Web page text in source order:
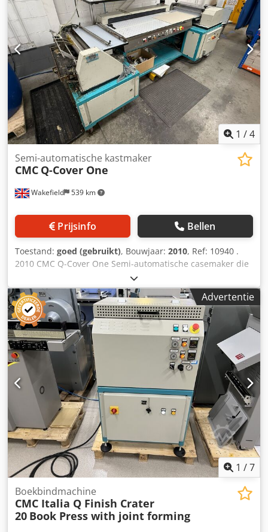
Lengte aluminium roltafel: 3200 mm Zaagbladdiameter:
350 mm, asgat 30 mm Voorritszaag diameter: 120 mm,
asgat 20 mm Zaaghoogte: 110 mm Afkortopening: 1250
mm Zaagbladtoerental: 3200/4200/5400 tpm Voorritszaag
toerental: 7000 tpm Kantelbaar zaagblad: 0–45°
Zaagmotor: 5,5 pk Parallellogram zaagbladbescherming
Elektronische zaaginstelindicator LED
zaagtoerentalindicator Mechanische werkstukklemming
1 /4
Wakefield 539 km
Semi-automatische kastmaker
CMC Q-Cover One
Prijsinfo Bellen
Toestand: goed (gebruikt), Bouwjaar: 2010, Ref: 10940 .
2010 CMC Q-Cover One Semi-automatische casemaker die
één kant tegelijk omdraait en de hoeken automatisch
vouwt. Dcjdpfx Ajv Uqpmodyok De cover wordt vervolgens
in de nip-roller gevoerd, uitvoer op de verzameltafel.
Uitgerust met: Enorme verscheidenheid aan materialen
voor hoogwaardige cases en covers Voeringbewerkingen
op dezelfde unit Roestvrijstalen warm- en koudlijmunit
Automatisch viscositeitscircuit en snel spoelsysteem
Casemeter voor rug en pagina's Innovatieve
hoekinsteekapparaten Vacuüm-zuigtoevoerbanden voor
snellere bediening Eenvoudig te bedienen touchscreen
Verstelbare case-collectorhopper Accessoires: Grote
maatset voor doosproductie etc. Specificatie: Min. formaat:
15 mm x 15 mm Max. formaat omgeslagen rand: 46 x 78
mm Max. formaat van rand tot rand: 50 x 80 mm Minimale
hoogte van de doos 105 mm Maximale open platte doos
760 x 460 mm Papierdikte 100 g/m2 - 170 g/m2
Kartondikte: 1,5 mm - 3 mm
Advertentie
1 /7
Boekbindmachine
CMC Italia Q Finish Crater
20 Book Press with joint forming